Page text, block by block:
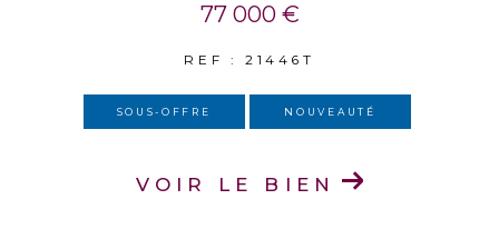
77 000 €
REF : 21446T
SOUS-OFFRE NOUVEAUTÉ
VOIR LE BIEN